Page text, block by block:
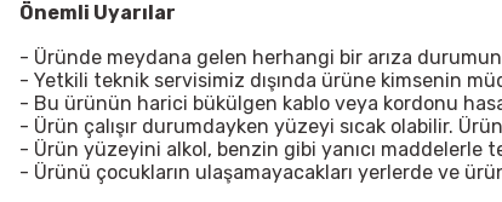
Önemli Uyarılar
- Üründe meydana gelen herhangi bir arıza
- Yetkili teknik servisimiz dışında ürüne kimsenin
- Bu ürünün harici bükülgen kablo veya kordonu
- Ürün çalışır durumdayken yüzeyi sıcak olabilir.
- Ürün yüzeyini alkol, benzin gibi yanıcı maddelerle
- Ürünü çocukların ulaşamayacakları yerlerde ve